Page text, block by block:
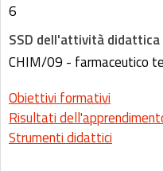
6
SSD dell'attività didattica
CHIM/09 - farmaceutico
Obiettivi formativi
Risultati
Strumenti didattici